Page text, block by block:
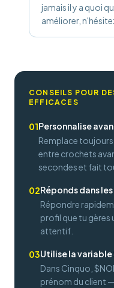
jamais il y a quoi
améliorer,
CONSEILS POUR
EFFICACES
01Personnalise
Remplace
entre crochets
secondes et fait
02Réponds dans
Répondre
profil que tu
attentif.
03Utilise la variable
Dans Cinquo,
prénom du client